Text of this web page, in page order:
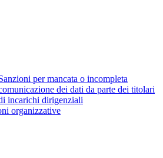
per mancata o incompleta
dei dati da parte dei titolari
incarichi dirigenziali
organizzative